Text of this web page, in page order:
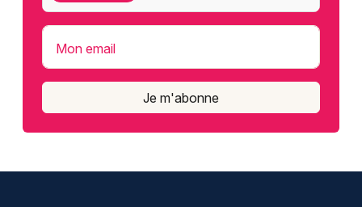
Mon email
Je m'abonne